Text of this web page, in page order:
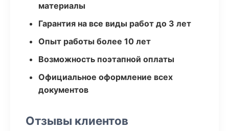
материалы
Гарантия на все виды работ до 3 лет
Опыт работы более 10 лет
Возможность поэтапной оплаты
Официальное оформление всех
документов
Отзывы клиентов